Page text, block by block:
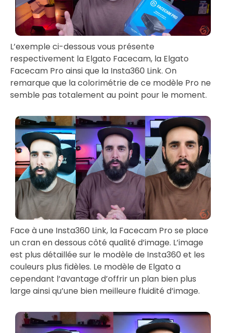
L’exemple ci-dessous vous présente
respectivement la Elgato Facecam, la Elgato
Facecam Pro ainsi que la Insta360 Link. On
remarque que la colorimétrie de ce modèle Pro ne
semble pas totalement au point pour le moment.
Face à une Insta360 Link, la Facecam Pro se place
un cran en dessous côté qualité d’image. L’image
est plus détaillée sur le modèle de Insta360 et les
couleurs plus fidèles. Le modèle de Elgato a
cependant l’avantage d’offrir un plan bien plus
large ainsi qu’une bien meilleure fluidité d’image.